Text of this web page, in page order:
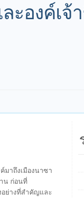
ะองค์เ
มาถึงเมืองนาซา
น ก่อนที่
อย่างที่สำคัญและ